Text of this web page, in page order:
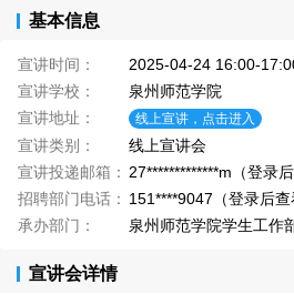
基本信息
宣讲时间：
2025-04-24 16:00-
宣讲学校：
泉州师范学院
宣讲地址：
线上宣讲，点击进入
宣讲类别：
线上宣讲会
宣讲投递邮箱： 27*************m（登录
招聘部门电话： 151****9047（登录后查
承办部门：
泉州师范学院学生工作
宣讲会详情